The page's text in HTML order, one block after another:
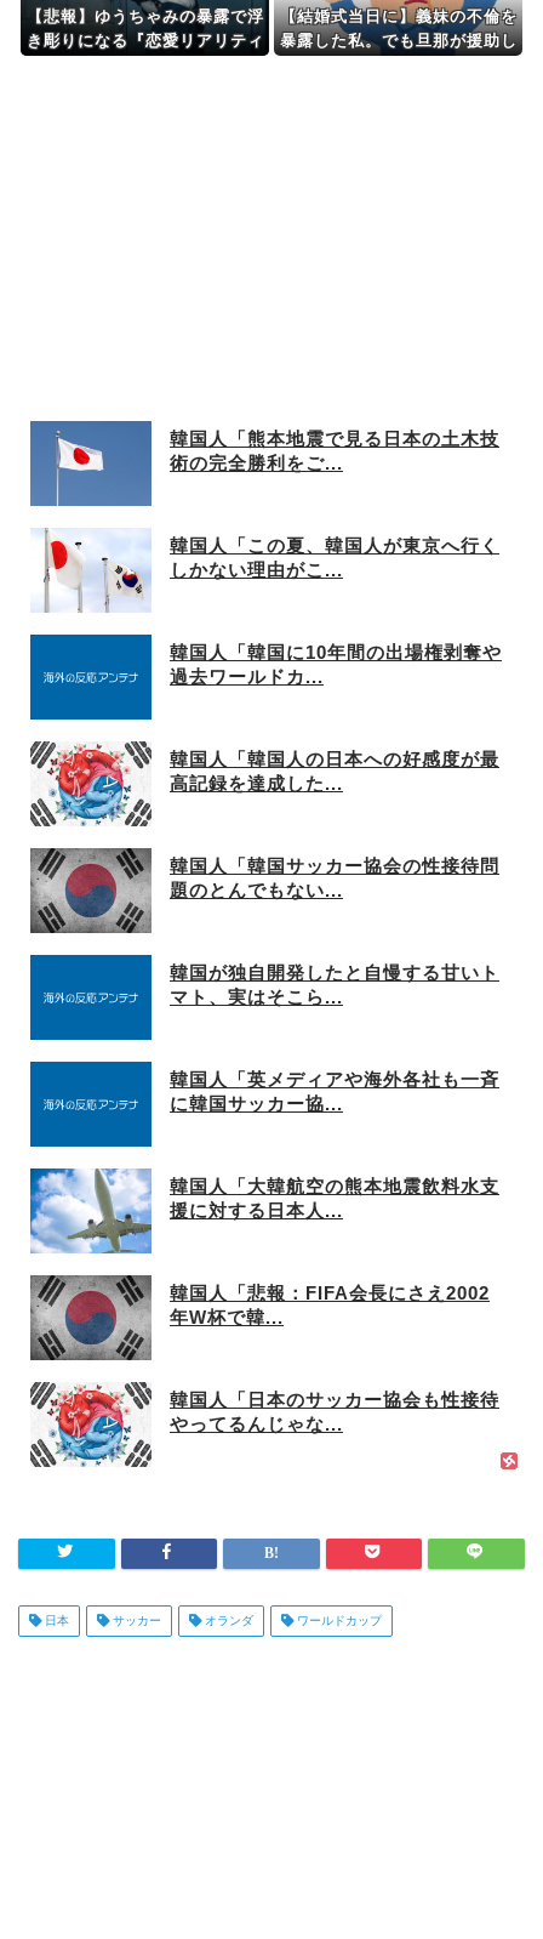
【悲報】ゆうちゃみの暴露で浮
き彫りになる『恋愛リアリティ
【結婚式当日に】義妹の不倫を
暴露した私。でも旦那が援助し
韓国人「熊本地震で見る日本の土木技
術の完全勝利をご...
韓国人「この夏、韓国人が東京へ行く
しかない理由がこ...
韓国人「韓国に10年間の出場権剥奪や
過去ワールドカ...
韓国人「韓国人の日本への好感度が最
高記録を達成した...
韓国人「韓国サッカー協会の性接待問
題のとんでもない...
韓国が独自開発したと自慢する甘いト
マト、実はそこら...
韓国人「英メディアや海外各社も一斉
に韓国サッカー協...
韓国人「大韓航空の熊本地震飲料水支
援に対する日本人...
韓国人「悲報：FIFA会長にさえ2002
年W杯で韓...
韓国人「日本のサッカー協会も性接待
やってるんじゃな...
日本 サッカー オランダ ワールドカップ